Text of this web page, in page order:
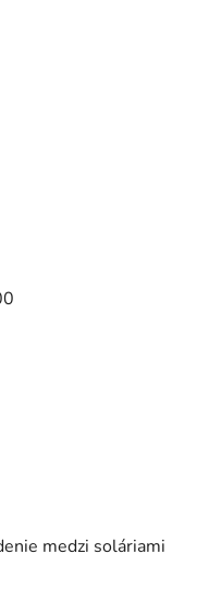
medzi soláriami